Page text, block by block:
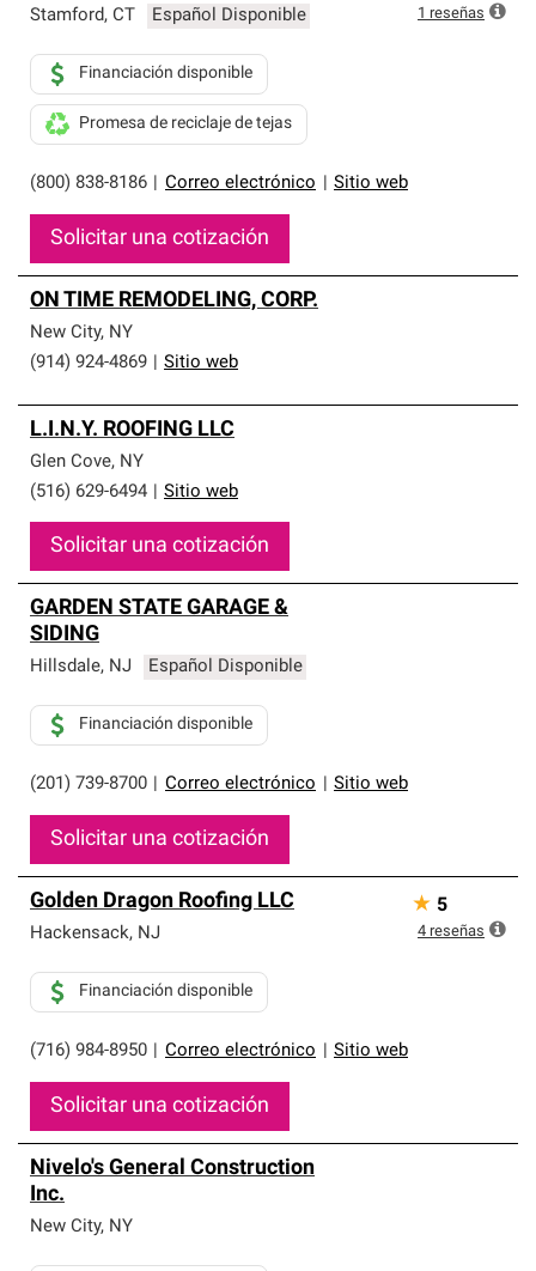
Stamford, CT Español Disponible
(800) 838-8186 Correo electrónico Sitio web
Financiación disponible
Promesa de reciclaje de tejas
Solicitar una cotización
1 reseñas
ON TIME REMODELING, CORP.
New City, NY
(914) 924-4869
Sitio web
L.I.N.Y. ROOFING LLC
Glen Cove, NY
(516) 629-6494
Sitio web
Solicitar una cotización
GARDEN STATE GARAGE &
SIDING
Hillsdale, NJ Español Disponible
(201) 739-8700 Correo electrónico Sitio web
Financiación disponible
Solicitar una cotización
Golden Dragon Roofing LLC
Hackensack, NJ
(716) 984-8950 Correo electrónico Sitio web
Financiación disponible
Solicitar una cotización
★ 5
4 reseñas
Nivelo's General Construction
Inc.
New City, NY